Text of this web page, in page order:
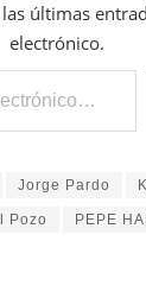
últimas
electrónico.
Jorge Pardo
Pozo PEPE